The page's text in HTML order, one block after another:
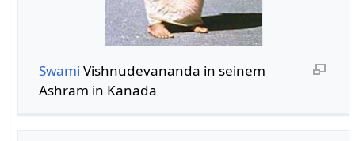
Swami Vishnudevananda in seinem
Ashram in Kanada